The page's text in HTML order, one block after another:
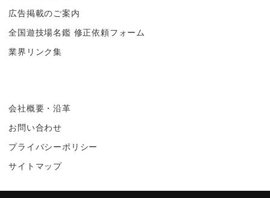
広告掲載のご案内
全国遊技場名鑑 修正依頼フォーム
業界リンク集
会社概要・沿革
お問い合わせ
プライバシーポリシー
サイトマップ